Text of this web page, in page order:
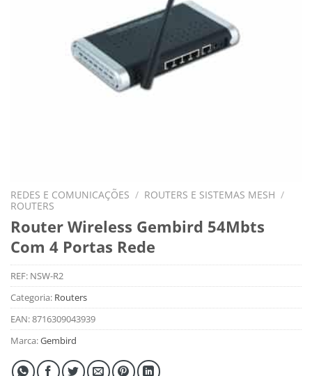
REDES E COMUNICAÇÕES / ROUTERS E SISTEMAS MESH /
ROUTERS
Router Wireless Gembird 54Mbts
Com 4 Portas Rede
REF: NSW-R2
Categoria: Routers
EAN:8716309043939
Marca:Gembird